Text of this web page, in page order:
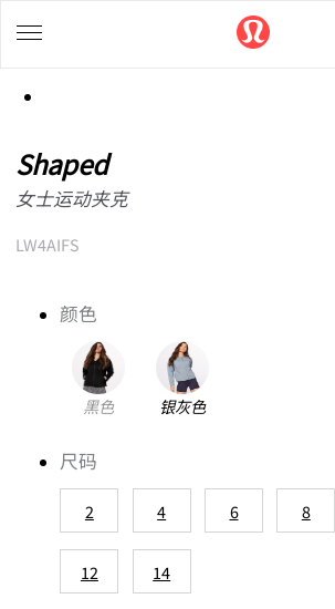
Shaped
女士运动夹克
LW4AIFS
颜色
黑色 银灰色
尺码
2 4 6 8
12 14